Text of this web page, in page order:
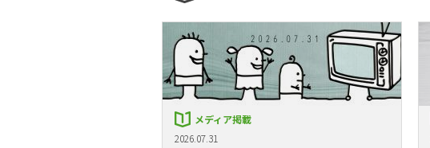
メディア掲載
2026.07.31